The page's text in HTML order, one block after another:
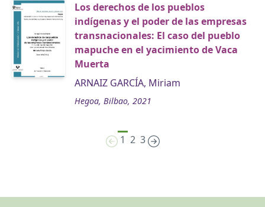
Los derechos de los pueblos
indígenas y el poder de las empresas
transnacionales: El caso del pueblo
mapuche en el yacimiento de Vaca
Muerta
ARNAIZ GARCÍA, Miriam
Hegoa, Bilbao, 2021
1 2 3